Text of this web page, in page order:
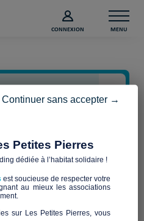
CONNEXION MENU
Frontière
Petites Pierres
dédiée à l’habitat solidaire !
est soucieuse de respecter votre
au mieux les associations
sur Les Petites Pierres, vous
Continuer sans accepter →